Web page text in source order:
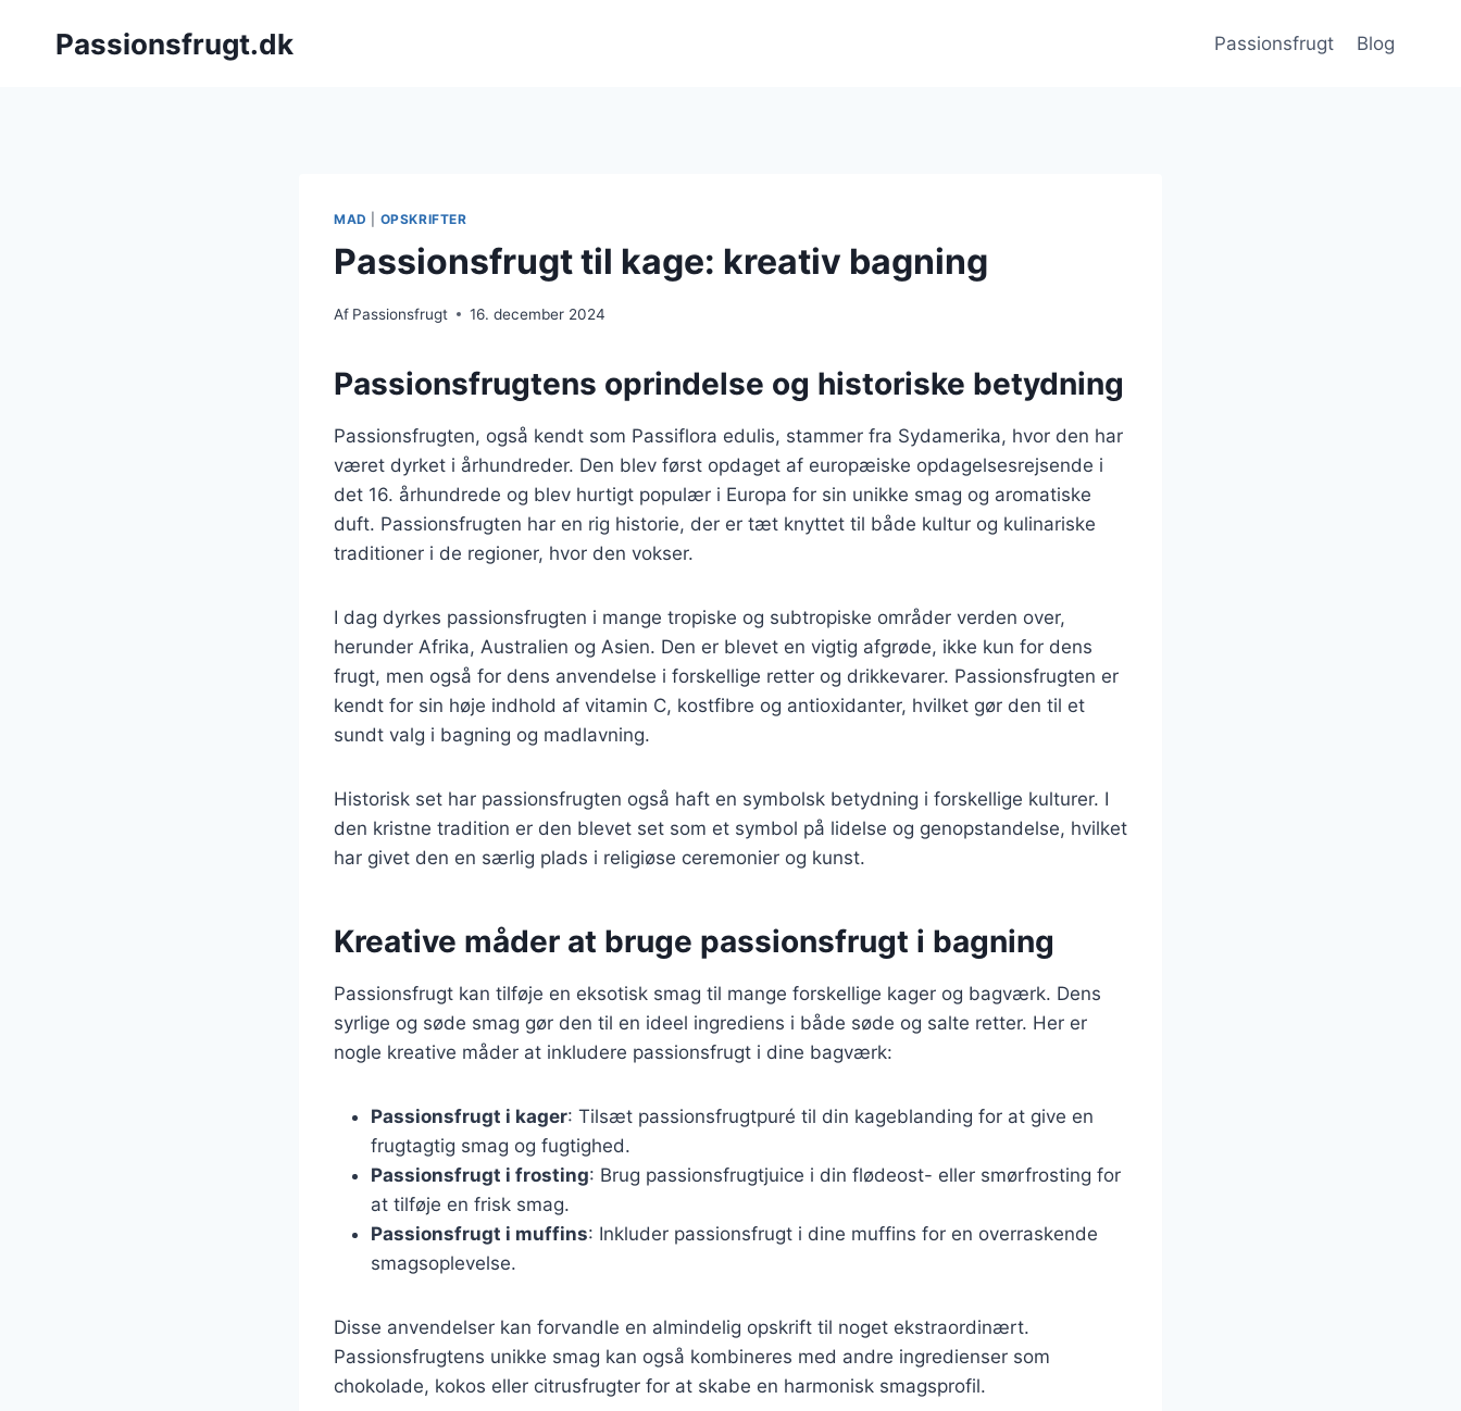
Passionsfrugt.dk Passionsfrugt Blog
MAD OPSKRIFTER
Passionsfrugt til kage: kreativ bagning
Af Passionsfrugt 16. december 2024
Passionsfrugtens oprindelse og historiske betydning
Passionsfrugten, også kendt som Passiflora edulis, stammer fra Sydamerika, hvor den har
været dyrket i århundreder. Den blev først opdaget af europæiske opdagelsesrejsende i
det 16. århundrede og blev hurtigt populær i Europa for sin unikke smag og aromatiske
duft. Passionsfrugten har en rig historie, der er tæt knyttet til både kultur og kulinariske
traditioner i de regioner, hvor den vokser.
I dag dyrkes passionsfrugten i mange tropiske og subtropiske områder verden over,
herunder Afrika, Australien og Asien. Den er blevet en vigtig afgrøde, ikke kun for dens
frugt, men også for dens anvendelse i forskellige retter og drikkevarer. Passionsfrugten er
kendt for sin høje indhold af vitamin C, kostfibre og antioxidanter, hvilket gør den til et
sundt valg i bagning og madlavning.
Historisk set har passionsfrugten også haft en symbolsk betydning i forskellige kulturer. I
den kristne tradition er den blevet set som et symbol på lidelse og genopstandelse, hvilket
har givet den en særlig plads i religiøse ceremonier og kunst.
Kreative måder at bruge passionsfrugt i bagning
Passionsfrugt kan tilføje en eksotisk smag til mange forskellige kager og bagværk. Dens
syrlige og søde smag gør den til en ideel ingrediens i både søde og salte retter. Her er
nogle kreative måder at inkludere passionsfrugt i dine bagværk:
Passionsfrugt i kager: Tilsæt passionsfrugtpuré til din kageblanding for at give en
frugtagtig smag og fugtighed.
Passionsfrugt i frosting: Brug passionsfrugtjuice i din flødeost- eller smørfrosting for
at tilføje en frisk smag.
Passionsfrugt i muffins: Inkluder passionsfrugt i dine muffins for en overraskende
smagsoplevelse.
Disse anvendelser kan forvandle en almindelig opskrift til noget ekstraordinært.
Passionsfrugtens unikke smag kan også kombineres med andre ingredienser som
chokolade, kokos eller citrusfrugter for at skabe en harmonisk smagsprofil.